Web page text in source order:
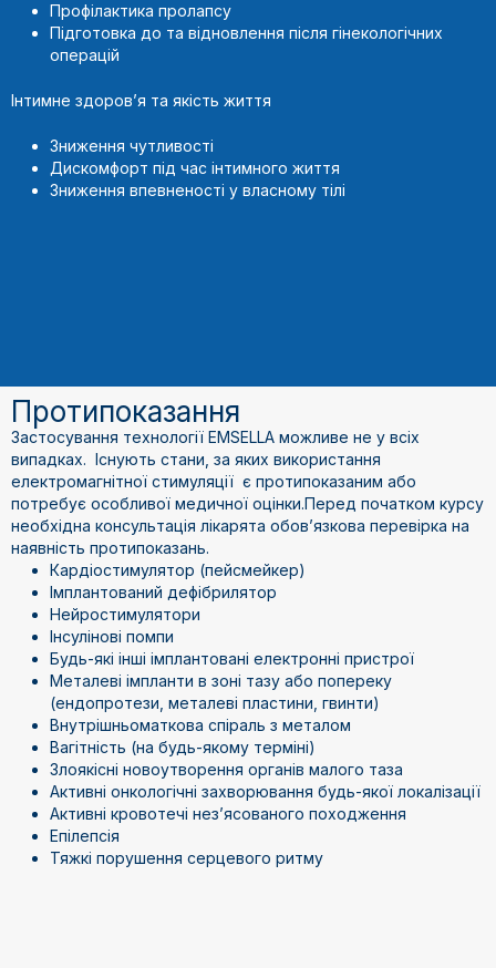
Профілактика пролапсу
Підготовка до та відновлення після гінекологічних
операцій
Інтимне здоров’я та якість життя
Зниження чутливості
Дискомфорт під час інтимного життя
Зниження впевненості у власному тілі
Протипоказання
Застосування технології EMSELLA можливе не у всіх
випадках. Існують стани, за яких використання
електромагнітної стимуляції є протипоказаним або
потребує особливої медичної оцінки.Перед початком курсу
необхідна консультація лікарята обов’язкова перевірка на
наявність протипоказань.
Кардіостимулятор (пейсмейкер)
Імплантований дефібрилятор
Нейростимулятори
Інсулінові помпи
Будь-які інші імплантовані електронні пристрої
Металеві імпланти в зоні тазу або попереку
(ендопротези, металеві пластини, гвинти)
Внутрішньоматкова спіраль з металом
Вагітність (на будь-якому терміні)
Злоякісні новоутворення органів малого таза
Активні онкологічні захворювання будь-якої локалізації
Активні кровотечі нез’ясованого походження
Епілепсія
Тяжкі порушення серцевого ритму